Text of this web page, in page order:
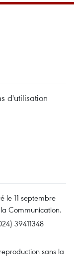
d'utilisation
le 11 septembre
Communication.
39411348
sans la